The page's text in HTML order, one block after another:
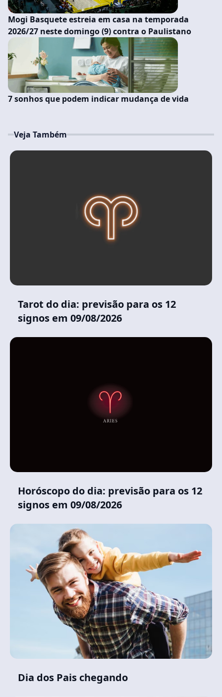
Mogi Basquete estreia em casa na temporada
2026/27 neste domingo (9) contra o Paulistano
7 sonhos que podem indicar mudança de vida
Veja Também
Tarot do dia: previsão para os 12
signos em 09/08/2026
Horóscopo do dia: previsão para os 12
signos em 09/08/2026
Dia dos Pais chegando